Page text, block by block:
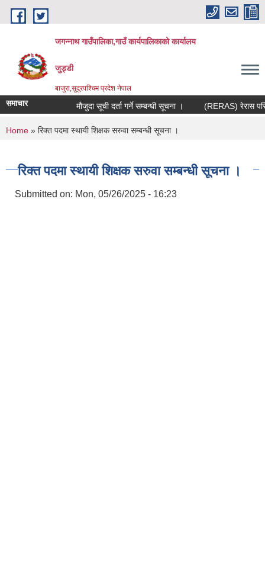
Skip to main content
जगन्नाथ गाउँपालिका,गाउँ कार्यपालिकाको कार्यालय
जुड्डी
बाजुरा,सुदूरपश्चिम प्रदेश नेपाल
समाचार मौजुदा सूची दर्ता गर्ने सम्बन्धी सूचना । (RERAS) रेरास
You are here
Home » रिक्त पदमा स्थायी शिक्षक सरुवा सम्बन्धी सूचना ।
रिक्त पदमा स्थायी शिक्षक सरुवा सम्बन्धी सूचना ।
Submitted on: Mon, 05/26/2025 - 16:23